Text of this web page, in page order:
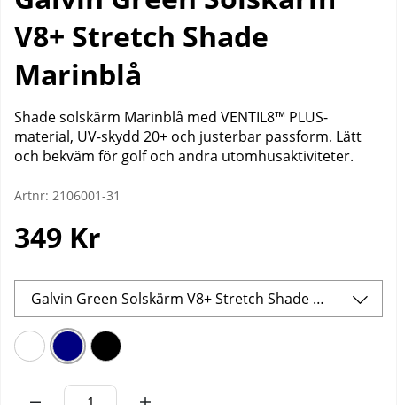
V8+ Stretch Shade
Marinblå
Shade solskärm Marinblå med VENTIL8™ PLUS-
material, UV-skydd 20+ och justerbar passform. Lätt
och bekväm för golf och andra utomhusaktiviteter.
Artnr: 2106001-31
349 Kr
Galvin Green Solskärm V8+ Stretch Shade Marinblå